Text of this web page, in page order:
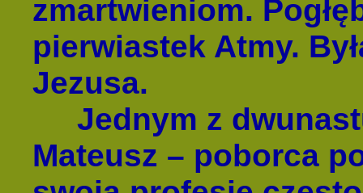
zmartwieniom.
pierwiastek Atmy.
Jezusa.
Jednym z
Mateusz – poborca